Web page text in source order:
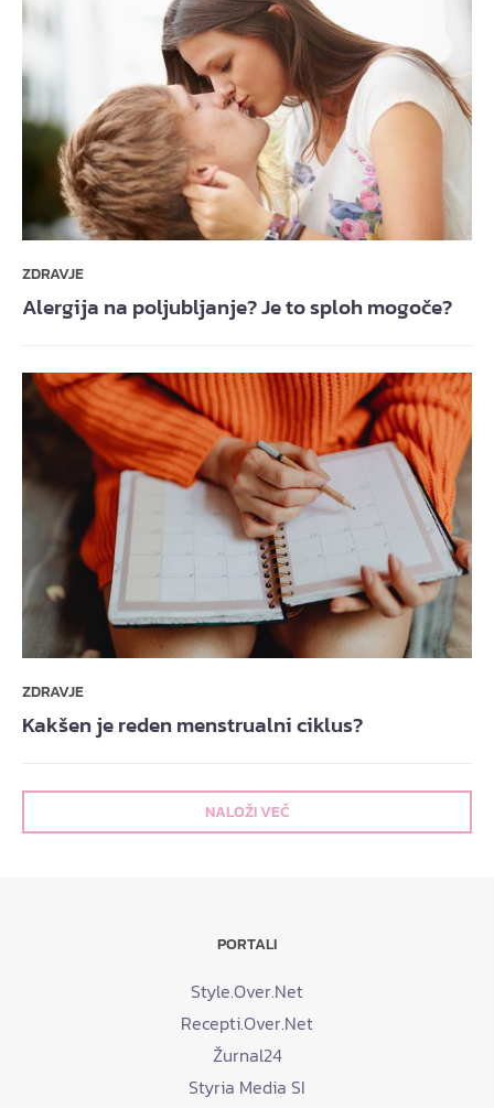
ZDRAVJE
Alergija na poljubljanje? Je to sploh mogoče?
ZDRAVJE
Kakšen je reden menstrualni ciklus?
NALOŽI VEČ
PORTALI
Style.Over.Net
Recepti.Over.Net
Žurnal24
Styria Media SI